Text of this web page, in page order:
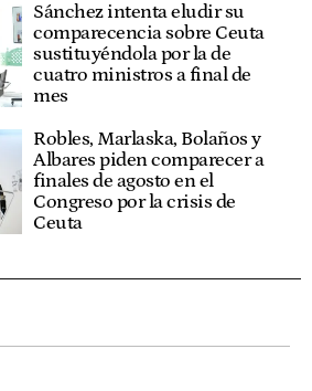
Sánchez intenta eludir su
comparecencia sobre Ceuta
sustituyéndola por la de
cuatro ministros a final de
mes
Robles, Marlaska, Bolaños y
Albares piden comparecer a
finales de agosto en el
Congreso por la crisis de
Ceuta